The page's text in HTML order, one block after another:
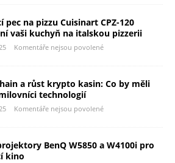
pec na pizzu Cuisinart CPZ-120
vaši kuchyň na italskou pizzerii
Komentáře nejsou povolené
a růst krypto kasin: Co by měli
technologií
Komentáře nejsou povolené
BenQ W5850 a W4100i pro
kino